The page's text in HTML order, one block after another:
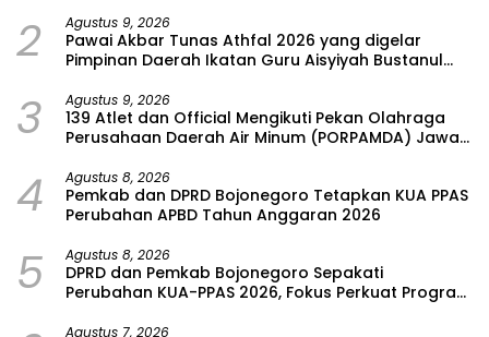
2 Agustus 9, 2026
Pawai Akbar Tunas Athfal 2026 yang digelar
Pimpinan Daerah Ikatan Guru Aisyiyah Bustanul
3 Agustus 9, 2026
139 Atlet dan Official Mengikuti Pekan Olahraga
Perusahaan Daerah Air Minum (PORPAMDA) Jawa
4 Agustus 8, 2026
Pemkab dan DPRD Bojonegoro Tetapkan KUA PPAS
Perubahan APBD Tahun Anggaran 2026
5 Agustus 8, 2026
DPRD dan Pemkab Bojonegoro Sepakati
Perubahan KUA-PPAS 2026, Fokus Perkuat Program
Agustus 7, 2026